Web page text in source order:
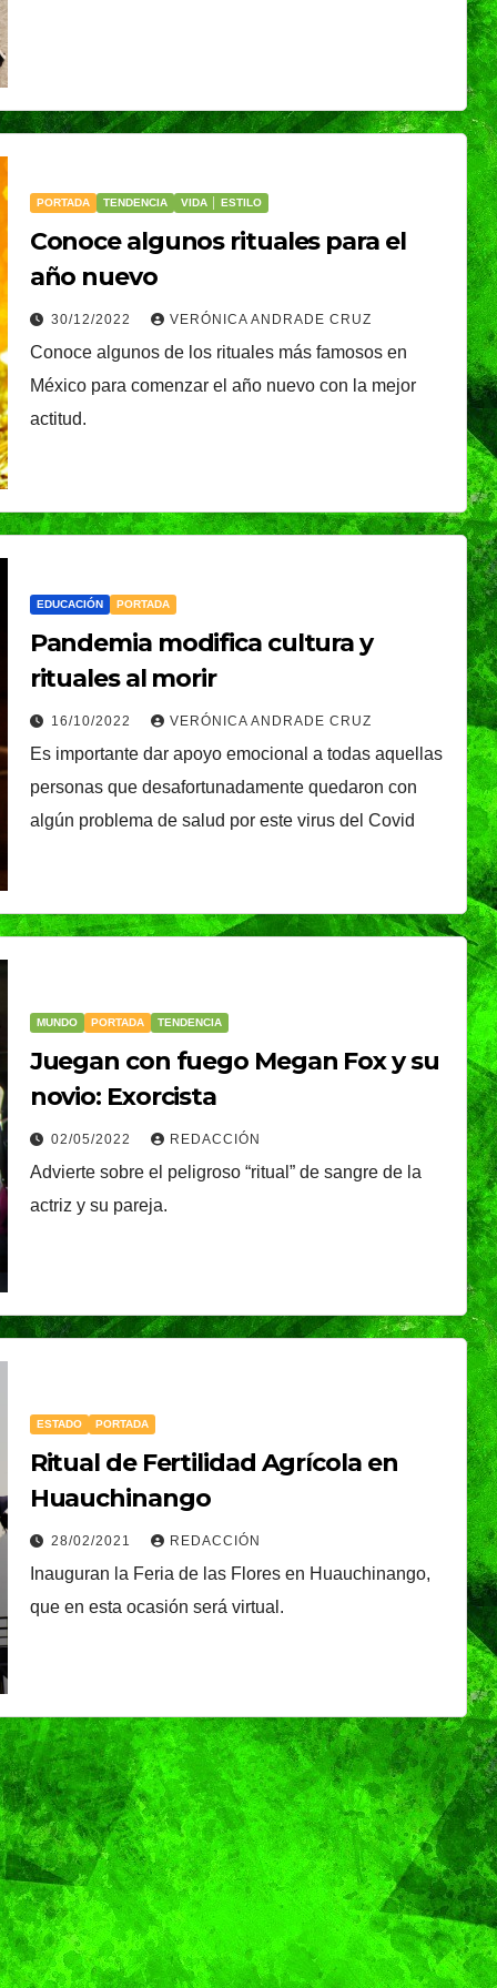
PORTADA TENDENCIA VIDA │ ESTILO
Conoce algunos rituales para el
año nuevo
30/12/2022 VERÓNICA ANDRADE CRUZ
Conoce algunos de los rituales más famosos en
México para comenzar el año nuevo con la mejor
actitud.
EDUCACIÓN PORTADA
Pandemia modifica cultura y
rituales al morir
16/10/2022 VERÓNICA ANDRADE CRUZ
Es importante dar apoyo emocional a todas aquellas
personas que desafortunadamente quedaron con
algún problema de salud por este virus del Covid
MUNDO PORTADA TENDENCIA
Juegan con fuego Megan Fox y su
novio: Exorcista
02/05/2022 REDACCIÓN
Advierte sobre el peligroso “ritual” de sangre de la
actriz y su pareja.
ESTADO PORTADA
Ritual de Fertilidad Agrícola en
Huauchinango
28/02/2021 REDACCIÓN
Inauguran la Feria de las Flores en Huauchinango,
que en esta ocasión será virtual.
el
que
Oreo® y BTS lanzan
su edición limitada
en México
CRUZ
NACIONAL
Sheinbaum
la Jornada Nacional
2026; se realizará el
próximo domingo 9
de agosto y se
plantarán 6.6
millones de árboles
plantas
05/08/2026 REDACCIÓN
CIUDAD DEPORTES
Puebla Capital sigue
viviendo la pasión